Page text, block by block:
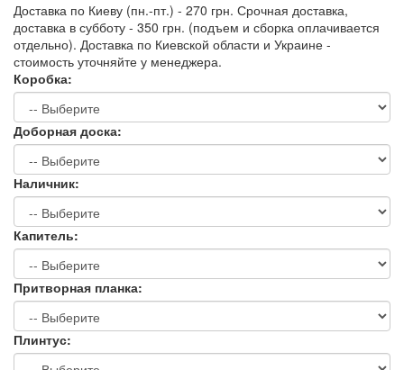
Доставка по Киеву (пн.-пт.) - 270 грн. Срочная доставка,
доставка в субботу - 350 грн. (подъем и сборка оплачивается
отдельно). Доставка по Киевской области и Украине -
стоимость уточняйте у менеджера.
Коробка:
Доборная доска:
Наличник:
Капитель:
Притворная планка:
Плинтус: